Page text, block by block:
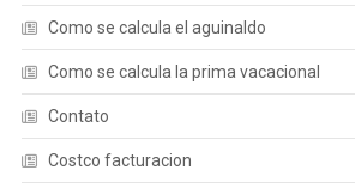
Como se calcula el aguinaldo
Como se calcula la prima vacacional
Contato
Costco facturacion